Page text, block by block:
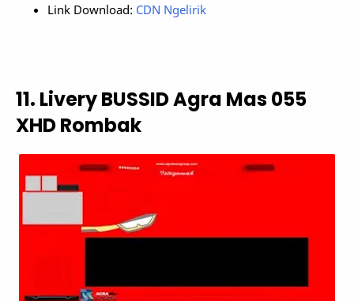
Link Download: CDN Ngelirik
11. Livery BUSSID Agra Mas 055
XHD Rombak